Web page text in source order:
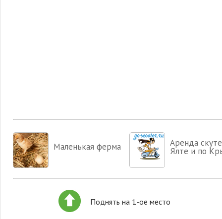
Маленькая ферма Аренда
Ялте и по
Поднять на 1-ое место